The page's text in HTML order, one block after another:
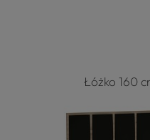
Łóżko 160